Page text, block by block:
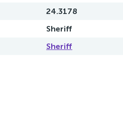
24.3178
Sheriff
Sheriff